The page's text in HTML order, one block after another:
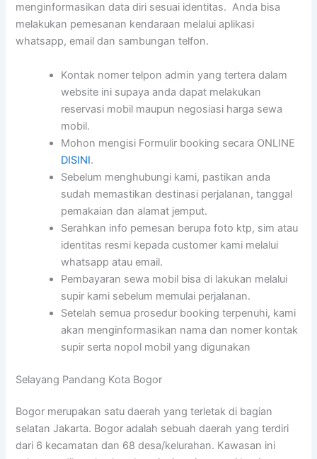
menginformasikan data diri sesuai identitas. Anda bisa
melakukan pemesanan kendaraan melalui aplikasi
whatsapp, email dan sambungan telfon.
Kontak nomer telpon admin yang tertera dalam
website ini supaya anda dapat melakukan
reservasi mobil maupun negosiasi harga sewa
mobil.
Mohon mengisi Formulir booking secara ONLINE
DISINI.
Sebelum menghubungi kami, pastikan anda
sudah memastikan destinasi perjalanan, tanggal
pemakaian dan alamat jemput.
Serahkan info pemesan berupa foto ktp, sim atau
identitas resmi kepada customer kami melalui
whatsapp atau email.
Pembayaran sewa mobil bisa di lakukan melalui
supir kami sebelum memulai perjalanan.
Setelah semua prosedur booking terpenuhi, kami
akan menginformasikan nama dan nomer kontak
supir serta nopol mobil yang digunakan
Selayang Pandang Kota Bogor
Bogor merupakan satu daerah yang terletak di bagian
selatan Jakarta. Bogor adalah sebuah daerah yang terdiri
dari 6 kecamatan dan 68 desa/kelurahan. Kawasan ini